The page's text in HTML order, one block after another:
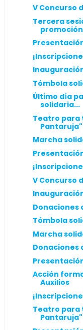
V Concurso
Tercera
promoción
Tómbola
Último día
solidaria...
Teatro para
Pantaruja"
Marcha
V Concurso
Donaciones
Tómbola
Marcha
Donaciones
Acción
Auxilios
Teatro para
Pantaruja"